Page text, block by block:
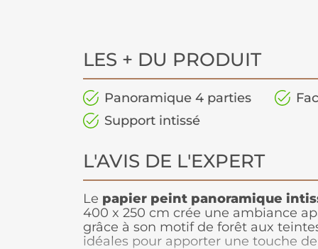
LES + DU PRODUIT
Panoramique 4 parties
Support intissé
L'AVIS DE L'EXPERT
Le papier peint panoramique
400 x 250 cm crée une ambiance
grâce à son motif de forêt aux
idéales pour apporter une touche